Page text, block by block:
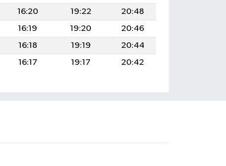
16:20 19:22
20:48
16:19 19:20
20:46
16:18 19:19
20:44
16:17 19:17 20:42